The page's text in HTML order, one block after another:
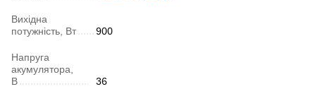
Вихідна
потужність, Вт
900
Напруга
акумулятора,
В
36